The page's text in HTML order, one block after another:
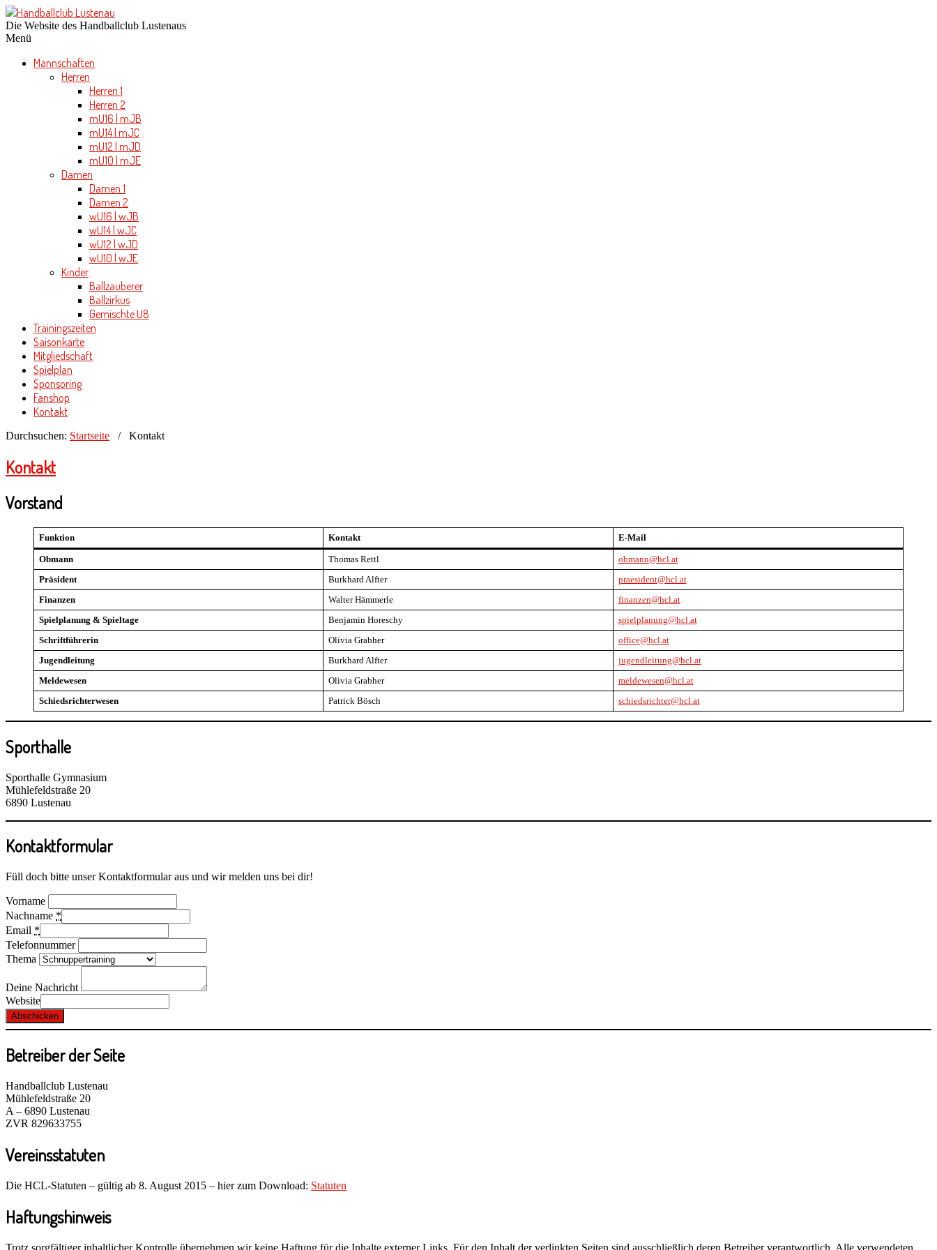
Die Website des Handballclub Lustenaus
Menü
Mannschaften
Herren
Herren 1
Herren 2
mU16 | mJB
mU14 | mJC
mU12 | mJD
mU10 | mJE
Damen
Damen 1
Damen 2
wU16 | wJB
wU14 | wJC
wU12 | wJD
wU10 | wJE
Kinder
Ballzauberer
Ballzirkus
Gemischte U8
Trainingszeiten
Saisonkarte
Mitgliedschaft
Spielplan
Sponsoring
Fanshop
Kontakt
Durchsuchen: Startseite / Kontakt
Kontakt
Vorstand
Funktion Kontakt E-Mail
Obmann Thomas Rettl
obmann@hcl.at
Präsident
Burkhard Alfter
praesident@hcl.at
Finanzen
Walter Hämmerle
finanzen@hcl.at
Spielplanung & Spieltage
Benjamin Horeschy
spielplanung@hcl.at
Schriftführerin
Olivia Grabher
office@hcl.at
Jugendleitung
Burkhard Alfter
jugendleitung@hcl.at
Meldewesen
Olivia Grabher
meldewesen@hcl.at
Schiedsrichterwesen
Patrick Bösch schiedsrichter@hcl.at
Sporthalle
Sporthalle Gymnasium
Mühlefeldstraße 20
6890 Lustenau
Kontaktformular
Füll doch bitte unser Kontaktformular aus und wir melden uns bei dir!
Vorname
Nachname *
Email *
Telefonnummer
Thema
Deine Nachricht
Website
Abschicken
Betreiber der Seite
Handballclub Lustenau
Mühlefeldstraße 20
A – 6890 Lustenau
ZVR 829633755
Vereinsstatuten
Die HCL-Statuten – gültig ab 8. August 2015 – hier zum Download: Statuten
Haftungshinweis
Trotz sorgfältiger inhaltlicher Kontrolle übernehmen wir keine Haftung für die Inhalte externer Links. Für den Inhalt der verlinkten Seiten sind ausschließlich deren Betreiber verantwortlich. Alle verwendeten